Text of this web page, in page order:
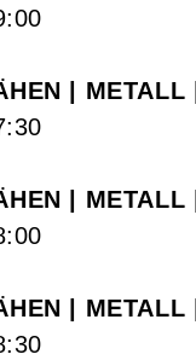
| METALL
| METALL
| METALL